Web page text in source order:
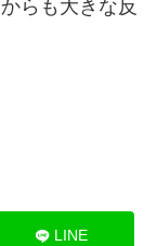
らも大きな反
LINE